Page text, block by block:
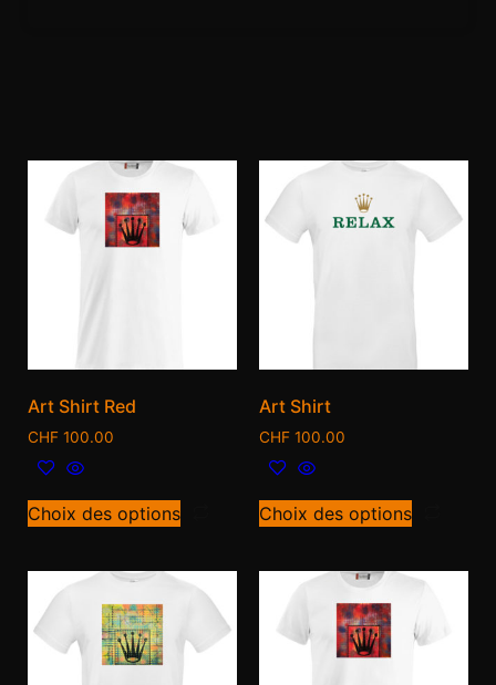
Art Shirt Red
CHF 100.00
Choix des options
Art Shirt
CHF 100.00
Choix des options